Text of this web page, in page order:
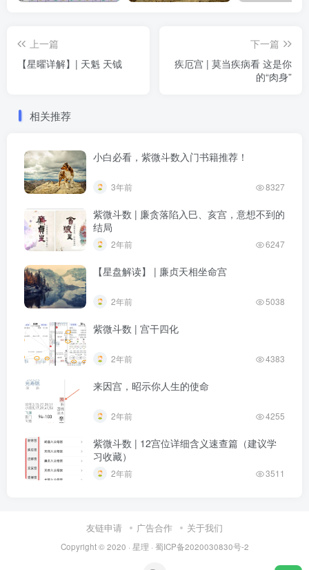
上一篇
【星曜详解】| 天魁 天钺
下一篇
疾厄宫 | 莫当疾病看 这是你
的“肉身”
相关推荐
小白必看，紫微斗数入门书籍推荐！
3年前 8327
紫微斗数 | 廉贪落陷入巳、亥宫，意想不到的
结局
2年前 6247
【星盘解读】 | 廉贞天相坐命宫
2年前 5038
紫微斗数 | 宫干四化
2年前 4383
来因宫，昭示你人生的使命
2年前 4255
紫微斗数 | 12宫位详细含义速查篇（建议学
习收藏）
2年前 3511
友链申请 广告合作 关于我们
Copyright © 2020 · 星理 · 蜀ICP备2020030830号-2